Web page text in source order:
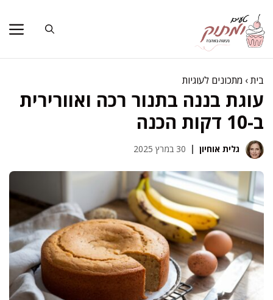
לתוכן
בית› מתכונים לעוגיות
עוגת בננה בתנור רכה ואוורירית
ב-10 דקות הכנה
גלית אוחיון 30 במרץ 2025